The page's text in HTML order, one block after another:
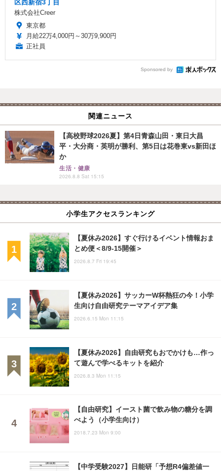
区西新宿3丁目
株式会社Creer
東京都
月給22万4,000円～30万9,900円
正社員
Sponsored by
関連ニュース
【高校野球2026夏】第4日青森山田・東日大昌
平・大分商・英明が勝利、第5日は花巻東vs新田ほ
か
生活・健康
2026.8.8 Sat 15:15
小学生アクセスランキング
【夏休み2026】すぐ行けるイベント情報おま
とめ便＜8/9-15開催＞
2026.8.7 Fri 19:45
【夏休み2026】サッカーW杯熱狂の今！小学
生向け自由研究テーマアイデア集
2026.6.15 Mon 11:15
【夏休み2026】自由研究もおでかけも…作っ
て遊んで学べるキットを紹介
2026.8.3 Mon 11:15
【自由研究】イースト菌で飲み物の糖分を調
べよう（小学生向け）
2018.7.23 Mon 9:00
【中学受験2027】日能研「予想R4偏差値一